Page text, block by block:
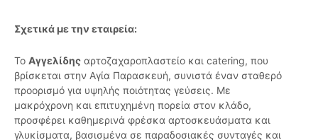
Σχετικά με την εταιρεία:
Το Αγγελίδης αρτοζαχαροπλαστείο και catering, που
βρίσκεται στην Αγία Παρασκευή, συνιστά έναν σταθερό
προορισμό για υψηλής ποιότητας γεύσεις. Με
μακρόχρονη και επιτυχημένη πορεία στον κλάδο,
προσφέρει καθημερινά φρέσκα αρτοσκευάσματα και
γλυκίσματα, βασισμένα σε παραδοσιακές συνταγές και